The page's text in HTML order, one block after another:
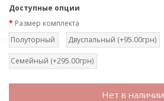
Доступные опции
Размер комплекта
Полуторный
Двуспальный (+95.00грн)
Семейный (+295.00грн)
Нет в наличии